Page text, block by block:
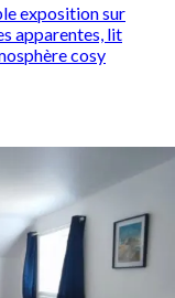
exposition sur
apparentes, lit
cosy